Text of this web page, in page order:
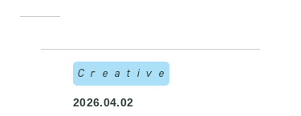
Creative
2026.04.02